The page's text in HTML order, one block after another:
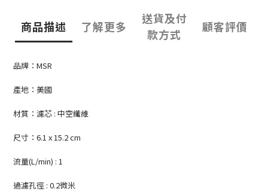
商品描述 了解更多
送貨及付
款方式
顧客評價
品牌：MSR
產地：美國
材質：濾芯 : 中空纖維
尺寸：6.1 x 15.2 cm
流量(L/min) : 1
過濾孔徑 : 0.2微米